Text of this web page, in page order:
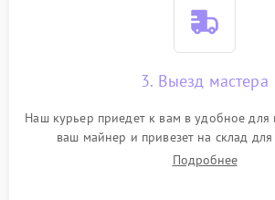
3. Выезд мастера
Наш курьер приедет к вам в удобное для
ваш майнер и привезет на склад для
Подробнее